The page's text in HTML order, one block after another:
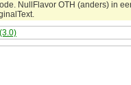
NullFlavor OTH (anders) in